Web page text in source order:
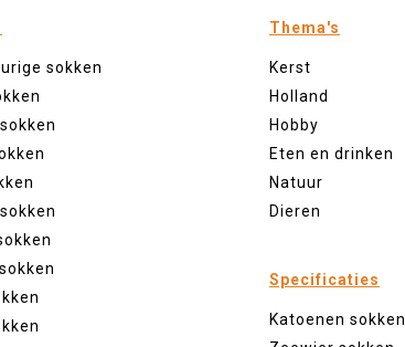
sokken
Thema's
Kerst
Holland
Hobby
Eten en drinken
Natuur
Dieren
Specificaties
Katoenen sokken